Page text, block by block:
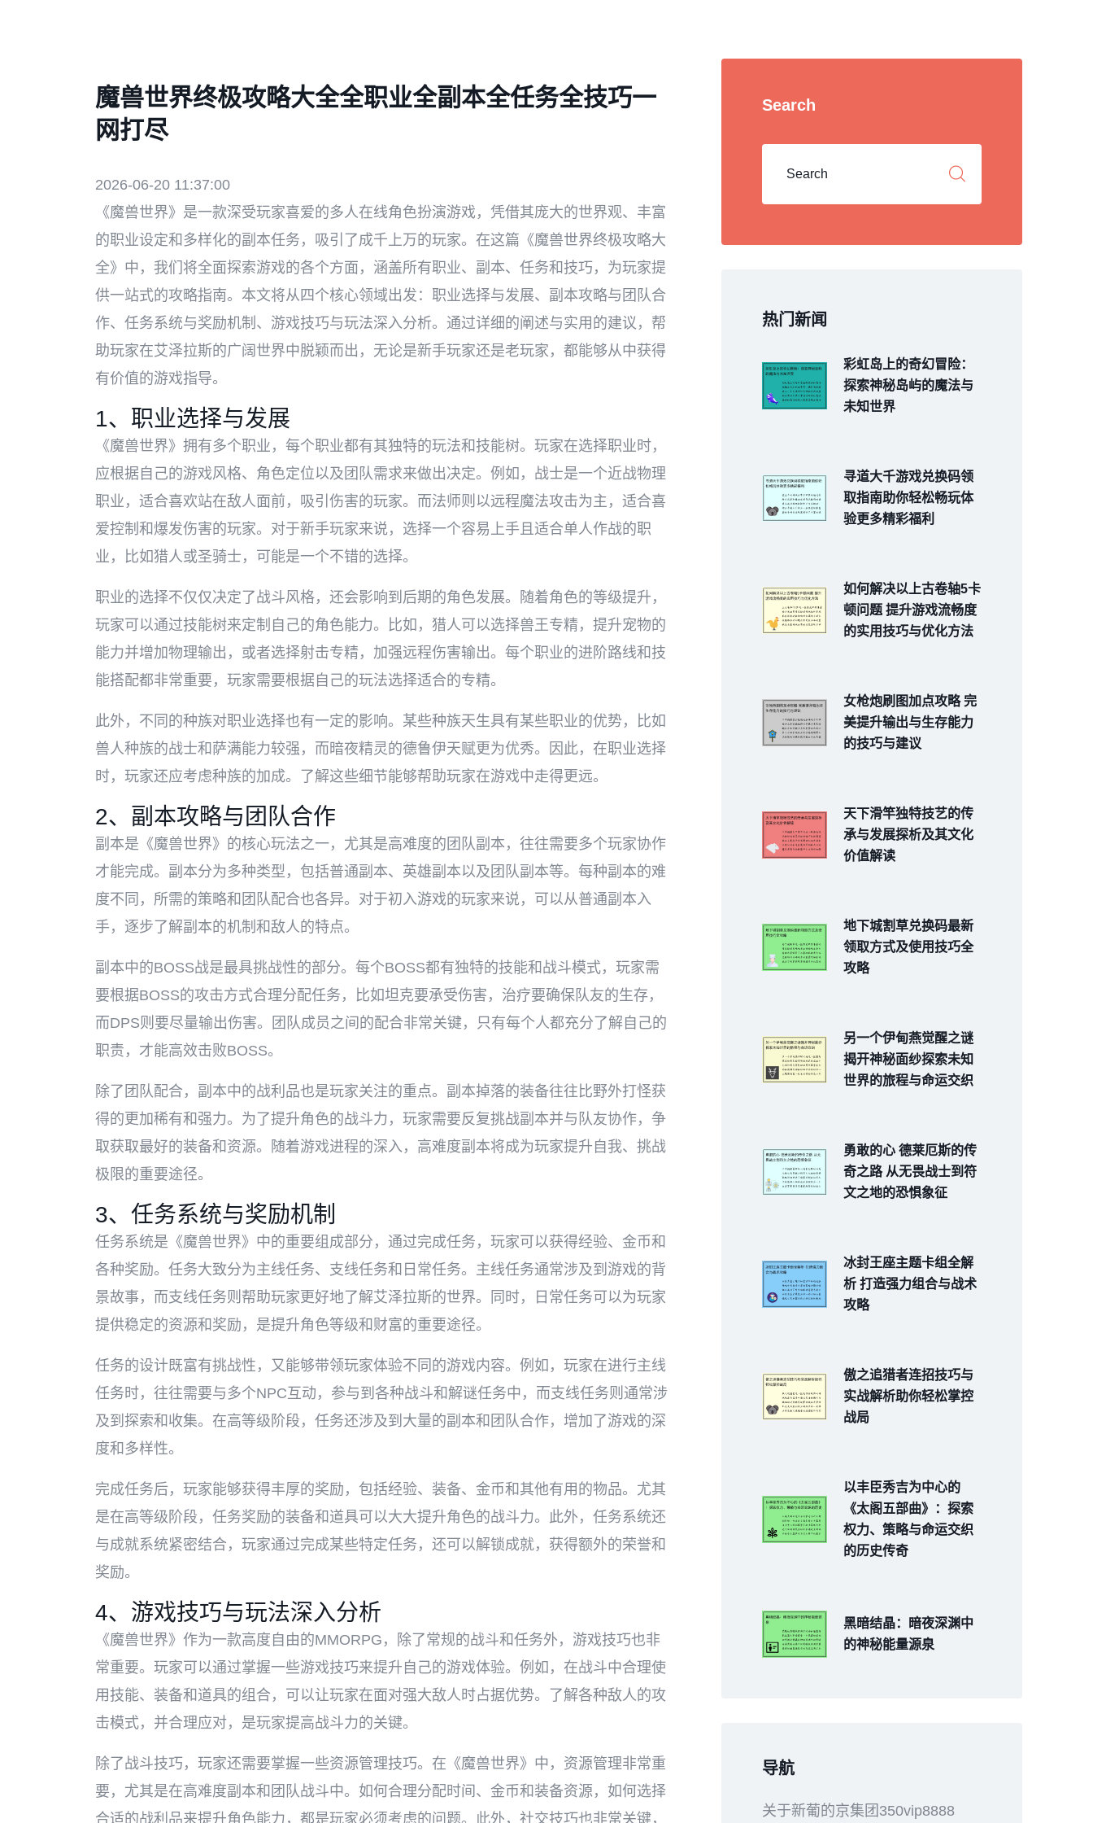
魔兽世界终极攻略大全全职业全副本全任务全技巧一
网打尽
2026-06-20 11:37:00
《魔兽世界》是一款深受玩家喜爱的多人在线角色扮演游戏，凭借其庞大的世界观、丰富
的职业设定和多样化的副本任务，吸引了成千上万的玩家。在这篇《魔兽世界终极攻略大
全》中，我们将全面探索游戏的各个方面，涵盖所有职业、副本、任务和技巧，为玩家提
供一站式的攻略指南。本文将从四个核心领域出发：职业选择与发展、副本攻略与团队合
作、任务系统与奖励机制、游戏技巧与玩法深入分析。通过详细的阐述与实用的建议，帮
助玩家在艾泽拉斯的广阔世界中脱颖而出，无论是新手玩家还是老玩家，都能够从中获得
有价值的游戏指导。
1、职业选择与发展
《魔兽世界》拥有多个职业，每个职业都有其独特的玩法和技能树。玩家在选择职业时，
应根据自己的游戏风格、角色定位以及团队需求来做出决定。例如，战士是一个近战物理
职业，适合喜欢站在敌人面前，吸引伤害的玩家。而法师则以远程魔法攻击为主，适合喜
爱控制和爆发伤害的玩家。对于新手玩家来说，选择一个容易上手且适合单人作战的职
业，比如猎人或圣骑士，可能是一个不错的选择。
职业的选择不仅仅决定了战斗风格，还会影响到后期的角色发展。随着角色的等级提升，
玩家可以通过技能树来定制自己的角色能力。比如，猎人可以选择兽王专精，提升宠物的
能力并增加物理输出，或者选择射击专精，加强远程伤害输出。每个职业的进阶路线和技
能搭配都非常重要，玩家需要根据自己的玩法选择适合的专精。
此外，不同的种族对职业选择也有一定的影响。某些种族天生具有某些职业的优势，比如
兽人种族的战士和萨满能力较强，而暗夜精灵的德鲁伊天赋更为优秀。因此，在职业选择
时，玩家还应考虑种族的加成。了解这些细节能够帮助玩家在游戏中走得更远。
2、副本攻略与团队合作
副本是《魔兽世界》的核心玩法之一，尤其是高难度的团队副本，往往需要多个玩家协作
才能完成。副本分为多种类型，包括普通副本、英雄副本以及团队副本等。每种副本的难
度不同，所需的策略和团队配合也各异。对于初入游戏的玩家来说，可以从普通副本入
手，逐步了解副本的机制和敌人的特点。
副本中的BOSS战是最具挑战性的部分。每个BOSS都有独特的技能和战斗模式，玩家需
要根据BOSS的攻击方式合理分配任务，比如坦克要承受伤害，治疗要确保队友的生存，
而DPS则要尽量输出伤害。团队成员之间的配合非常关键，只有每个人都充分了解自己的
职责，才能高效击败BOSS。
除了团队配合，副本中的战利品也是玩家关注的重点。副本掉落的装备往往比野外打怪获
得的更加稀有和强力。为了提升角色的战斗力，玩家需要反复挑战副本并与队友协作，争
取获取最好的装备和资源。随着游戏进程的深入，高难度副本将成为玩家提升自我、挑战
极限的重要途径。
3、任务系统与奖励机制
任务系统是《魔兽世界》中的重要组成部分，通过完成任务，玩家可以获得经验、金币和
各种奖励。任务大致分为主线任务、支线任务和日常任务。主线任务通常涉及到游戏的背
景故事，而支线任务则帮助玩家更好地了解艾泽拉斯的世界。同时，日常任务可以为玩家
提供稳定的资源和奖励，是提升角色等级和财富的重要途径。
任务的设计既富有挑战性，又能够带领玩家体验不同的游戏内容。例如，玩家在进行主线
任务时，往往需要与多个NPC互动，参与到各种战斗和解谜任务中，而支线任务则通常涉
及到探索和收集。在高等级阶段，任务还涉及到大量的副本和团队合作，增加了游戏的深
度和多样性。
完成任务后，玩家能够获得丰厚的奖励，包括经验、装备、金币和其他有用的物品。尤其
是在高等级阶段，任务奖励的装备和道具可以大大提升角色的战斗力。此外，任务系统还
与成就系统紧密结合，玩家通过完成某些特定任务，还可以解锁成就，获得额外的荣誉和
奖励。
4、游戏技巧与玩法深入分析
《魔兽世界》作为一款高度自由的MMORPG，除了常规的战斗和任务外，游戏技巧也非
常重要。玩家可以通过掌握一些游戏技巧来提升自己的游戏体验。例如，在战斗中合理使
用技能、装备和道具的组合，可以让玩家在面对强大敌人时占据优势。了解各种敌人的攻
击模式，并合理应对，是玩家提高战斗力的关键。
除了战斗技巧，玩家还需要掌握一些资源管理技巧。在《魔兽世界》中，资源管理非常重
要，尤其是在高难度副本和团队战斗中。如何合理分配时间、金币和装备资源，如何选择
合适的战利品来提升角色能力，都是玩家必须考虑的问题。此外，社交技巧也非常关键，
Search
热门新闻
彩虹岛上的奇幻冒险：
探索神秘岛屿的魔法与
未知世界
寻道大千游戏兑换码领
取指南助你轻松畅玩体
验更多精彩福利
如何解决以上古卷轴5卡
顿问题 提升游戏流畅度
的实用技巧与优化方法
女枪炮刷图加点攻略 完
美提升输出与生存能力
的技巧与建议
天下滑竿独特技艺的传
承与发展探析及其文化
价值解读
地下城割草兑换码最新
领取方式及使用技巧全
攻略
另一个伊甸燕觉醒之谜
揭开神秘面纱探索未知
世界的旅程与命运交织
勇敢的心 德莱厄斯的传
奇之路 从无畏战士到符
文之地的恐惧象征
冰封王座主题卡组全解
析 打造强力组合与战术
攻略
傲之追猎者连招技巧与
实战解析助你轻松掌控
战局
以丰臣秀吉为中心的
《太阁五部曲》：探索
权力、策略与命运交织
的历史传奇
黑暗结晶：暗夜深渊中
的神秘能量源泉
导航
关于新葡的京集团350vip8888